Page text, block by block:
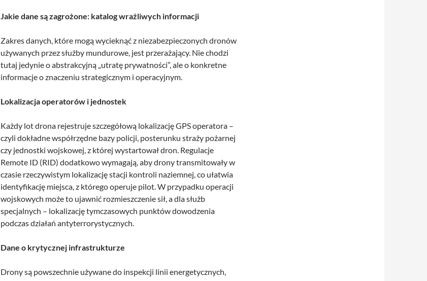
Jakie dane są zagrożone: katalog wrażliwych informacji
Zakres danych, które mogą wycieknąć z niezabezpieczonych dronów
używanych przez służby mundurowe, jest przerażający. Nie chodzi
tutaj jedynie o abstrakcyjną „utratę prywatności”, ale o konkretne
informacje o znaczeniu strategicznym i operacyjnym.
Lokalizacja operatorów i jednostek
Każdy lot drona rejestruje szczegółową lokalizację GPS operatora –
czyli dokładne współrzędne bazy policji, posterunku straży pożarnej
czy jednostki wojskowej, z której wystartował dron. Regulacje
Remote ID (RID) dodatkowo wymagają, aby drony transmitowały w
czasie rzeczywistym lokalizację stacji kontroli naziemnej, co ułatwia
identyfikację miejsca, z którego operuje pilot. W przypadku operacji
wojskowych może to ujawnić rozmieszczenie sił, a dla służb
specjalnych – lokalizację tymczasowych punktów dowodzenia
podczas działań antyterrorystycznych.
Dane o krytycznej infrastrukturze
Drony są powszechnie używane do inspekcji linii energetycznych,